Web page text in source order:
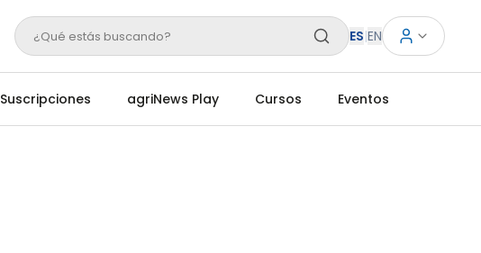
¿Qué estás buscando? ES|EN
Suscripciones agriNews Play Cursos Eventos